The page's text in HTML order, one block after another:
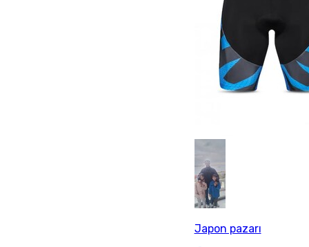
Japon pazarı